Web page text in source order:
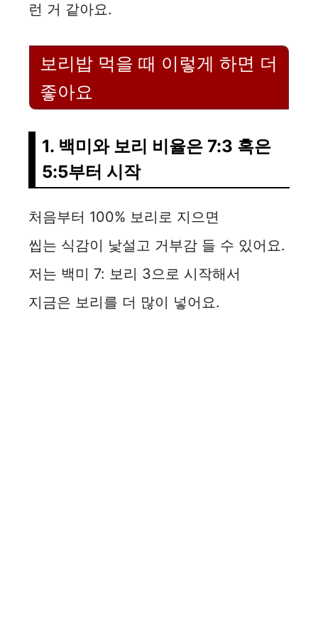
런 거 같아요.
보리밥 먹을 때 이렇게 하면 더
좋아요
1. 백미와 보리 비율은 7:3 혹은
5:5부터 시작
처음부터 100% 보리로 지으면
씹는 식감이 낯설고 거부감 들 수 있어요.
저는 백미 7: 보리 3으로 시작해서
지금은 보리를 더 많이 넣어요.